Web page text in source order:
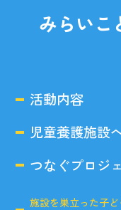
みらいこ
活動内容
児童養護施設
つなぐプロジ
施設を巣立った子